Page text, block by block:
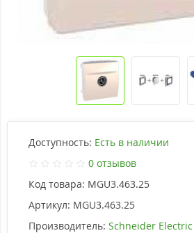
Доступность: Есть в наличии
0 отзывов
Код товара: MGU3.463.25
Артикул: MGU3.463.25
Производитель: Schneider Electric